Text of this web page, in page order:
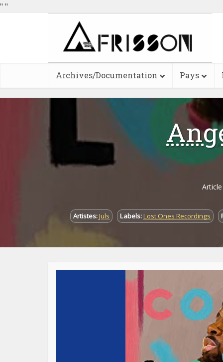
" "
Archives/Documentation Pays
Artistes:Juls Labels:Lost Ones Recordings